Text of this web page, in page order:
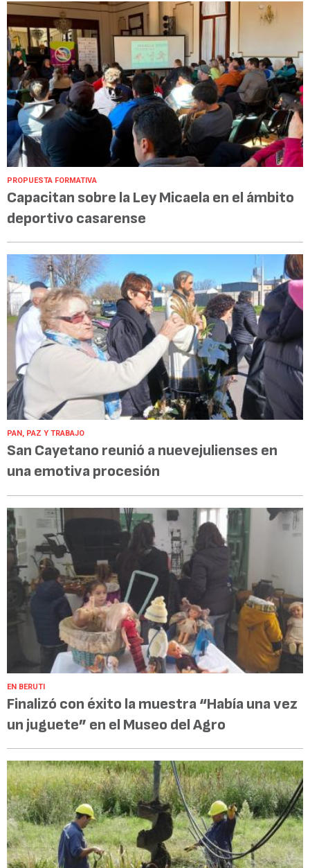
PROPUESTA FORMATIVA
Capacitan sobre la Ley Micaela en el ámbito
deportivo casarense
PAN, PAZ Y TRABAJO
San Cayetano reunió a nuevejulienses en
una emotiva procesión
EN BERUTI
Finalizó con éxito la muestra “Había una vez
un juguete” en el Museo del Agro